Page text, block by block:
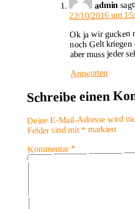
admin sagt:
22/10/2016 um
Ok ja wir gucken
noch Gelt kriegen
aber muss jeder
Antworten
Schreibe einen
Deine E-Mail-Adresse wird
Felder sind mit*markiert
Kommentar*